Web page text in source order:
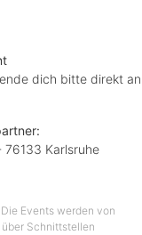
dich bitte direkt an
Karlsruhe
Events werden von
Schnittstellen